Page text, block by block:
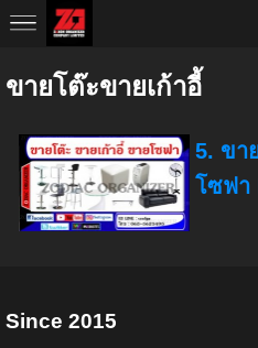
AW-10793652377
ขายโต๊ะขายเก้าอี้
5. ขา
โซฟา
Since 2015